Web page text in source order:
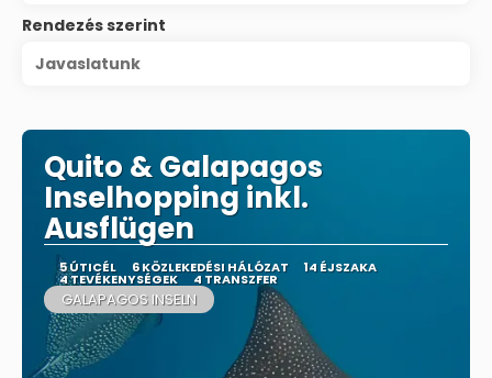
Rendezés szerint
Javaslatunk
Quito & Galapagos
Inselhopping inkl.
Ausflügen
5 ÚTICÉL 6 KÖZLEKEDÉSI HÁLÓZAT 14 ÉJSZAKA
4 TEVÉKENYSÉGEK 4 TRANSZFER
GALAPAGOS INSELN